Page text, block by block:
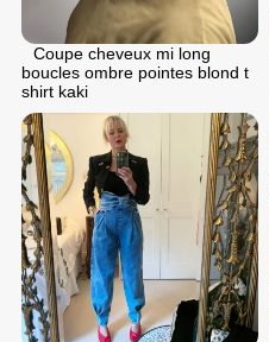
Coupe cheveux mi long
boucles ombre pointes blond t
shirt kaki